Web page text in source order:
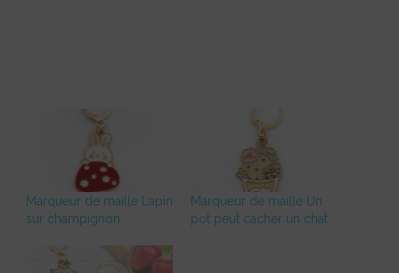
Marqueur de maille Lapin
sur champignon
Marqueur de maille Un
pot peut cacher un chat